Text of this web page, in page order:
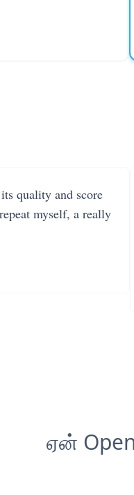
quality and score
myself, a really
ஏன்